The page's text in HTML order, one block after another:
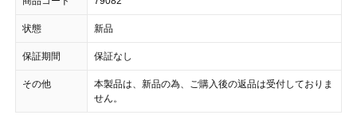
状態 新品
保証期間 保証なし
その他
本製品は、新品の為、ご購入後の返品は受付しておりま
せん。